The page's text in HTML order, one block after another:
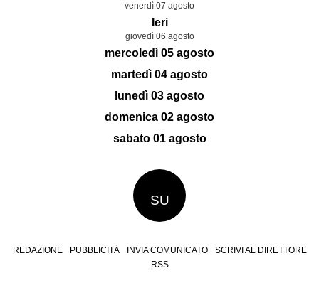
venerdì 07 agosto
Ieri
giovedì 06 agosto
mercoledì 05 agosto
martedì 04 agosto
lunedì 03 agosto
domenica 02 agosto
sabato 01 agosto
SU
REDAZIONE PUBBLICITÀ INVIA COMUNICATO
SCRIVI AL DIRETTORE
RSS